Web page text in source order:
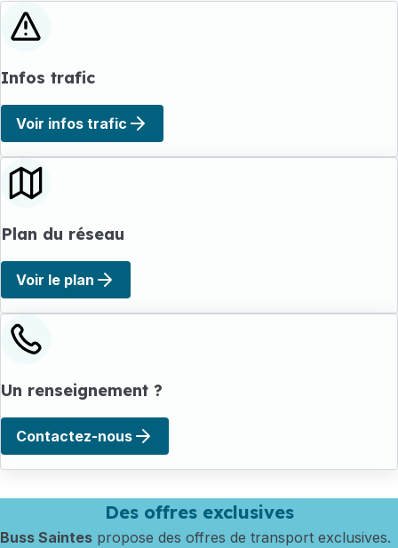
Infos trafic
Voir infos trafic
Plan du réseau
Voir le plan
Un renseignement ?
Contactez-nous
Des offres exclusives
Buss Saintes propose des offres de transport exclusives.